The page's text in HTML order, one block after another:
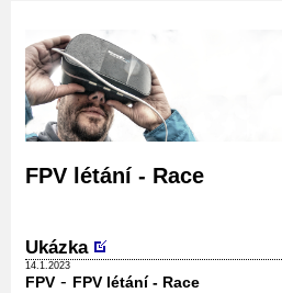
FPV létání - Race
Ukázka
14.1.2023
FPV - FPV létání - Race